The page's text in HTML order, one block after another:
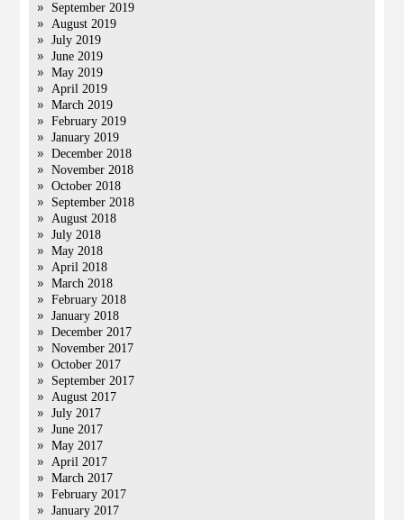
September 2019
August 2019
July 2019
June 2019
May 2019
April 2019
March 2019
February 2019
January 2019
December 2018
November 2018
October 2018
September 2018
August 2018
July 2018
May 2018
April 2018
March 2018
February 2018
January 2018
December 2017
November 2017
October 2017
September 2017
August 2017
July 2017
June 2017
May 2017
April 2017
March 2017
February 2017
January 2017